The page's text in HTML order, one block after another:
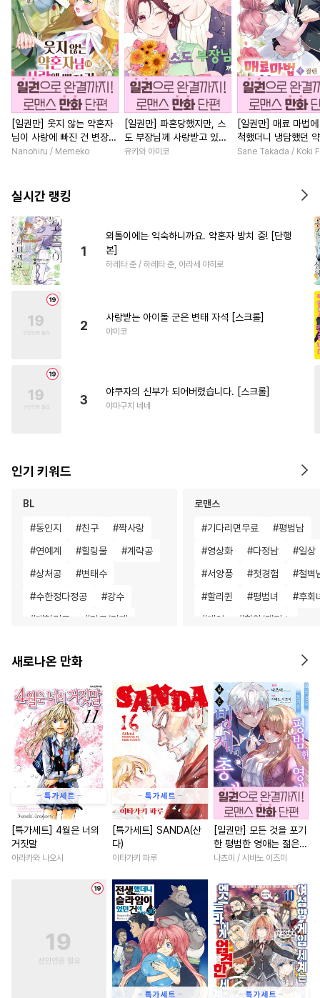
[일권만] 웃지 않는 약혼자
님이 사랑에 빠진 건 변장한
저인 것 같습니다 [단행본]
Nanohiru / Memeko
[일권만] 파혼당했지만, 스
도 부장님께 사랑받고 있습
니다 [단행본]
유카와 아미코
[일권만] 매료 마법
척했더니 냉담했던
가 맹목적인 사랑꾼
Sane Takada / Koki
실시간 랭킹
1
외톨이에는 익숙하니까요. 약혼자 방치 중! [단행
본]
하레타 준 / 하레타 준, 아라세 야히로
2
사랑받는 아이돌 군은 변태 자석 [스크롤]
야이코
3
야쿠자의 신부가 되어버렸습니다. [스크롤]
야마구치 네네
인기 키워드
BL
#동인지 #친구 #짝사랑
#연예계 #힐링물 #계략공
#상처공 #변태수
#수한정다정공 #강수
#대형견공 #감금/강제
#장발 #애증관계
#가이드버스 #만화단편
#능욕 #순정수 #다각관계
#무심수 #트라우마
#자낮수 #음험공 #유혹
#헌신수 #일상 #능욕공
적극수 #
고수위
#개그/코믹 #원나잇
#쓰레기공
아방수
드라마 #기억상실
#변태
리맨물
육아물
서양풍 #
오메가버스
#미인공
로맨스
#기다리면무료 #평범남
#영상화 #다정남 #일상
#서양풍 #첫경험 #철벽
#할리퀸 #평범녀 #후회
#게임 #학원/캠퍼스
#
친구>연인 #삼각관계
#우정 #절륜 #친구
# 현대물 #애증관계
#현대물 #친구
#역사/시대물 #계약관계
#연상연하 #소년 #능욕
직진녀 #선후배 #드라
다각관계 #집착남
회귀물 #후회남 #동거
육아물 #무심남
# 섹스파트너 #고수위
#재벌남 #판타지/SF
#짝사랑 #인외존재
새로나온 만화
[특가세트] 4월은 너의
거짓말
아라카와 나오시
[특가세트] SANDA(산
다)
이타가키 파루
[일권만] 모든 것을 포기
한 평범한 영애는 젊은
빙제의 총애를 받는다
나츠미 / 시바노 이즈미